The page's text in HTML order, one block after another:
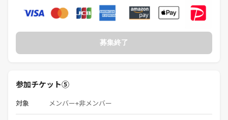
募集終了
参加チケット⑤
対象 メンバー+非メンバー